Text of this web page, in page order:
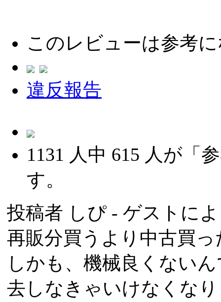
このレビューは参考
違反報告
1131 人中 615 人が「
す。
投稿者 しぴ - ゲストに
再販分買うより中古買
しかも、機械良くない
去しなきゃいけなくな